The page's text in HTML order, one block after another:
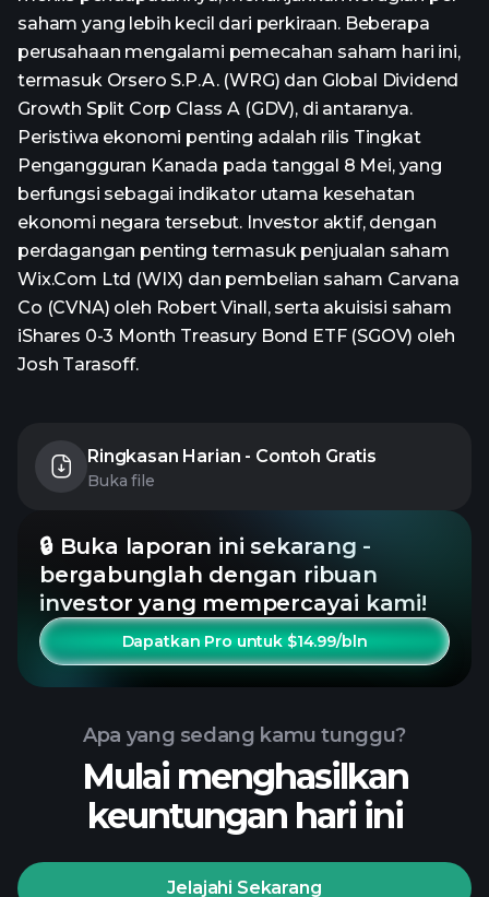
saham yang lebih kecil dari perkiraan. Beberapa
perusahaan mengalami pemecahan saham hari ini,
termasuk Orsero S.P.A. (WRG) dan Global Dividend
Growth Split Corp Class A (GDV), di antaranya.
Peristiwa ekonomi penting adalah rilis Tingkat
Pengangguran Kanada pada tanggal 8 Mei, yang
berfungsi sebagai indikator utama kesehatan
ekonomi negara tersebut. Investor aktif, dengan
perdagangan penting termasuk penjualan saham
Wix.Com Ltd (WIX) dan pembelian saham Carvana
Co (CVNA) oleh Robert Vinall, serta akuisisi saham
iShares 0-3 Month Treasury Bond ETF (SGOV) oleh
Josh Tarasoff.
Ringkasan Harian - Contoh Gratis
Buka file
🔒 Buka laporan ini sekarang -
bergabunglah dengan ribuan
investor yang mempercayai kami!
Dapatkan Pro untuk $14.99/bln
Apa yang sedang kamu tunggu?
Mulai menghasilkan
keuntungan hari ini
Jelajahi Sekarang